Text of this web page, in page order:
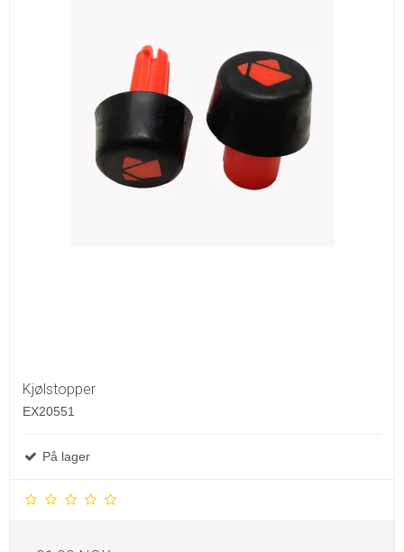
Kjølstopper
EX20551
På lager